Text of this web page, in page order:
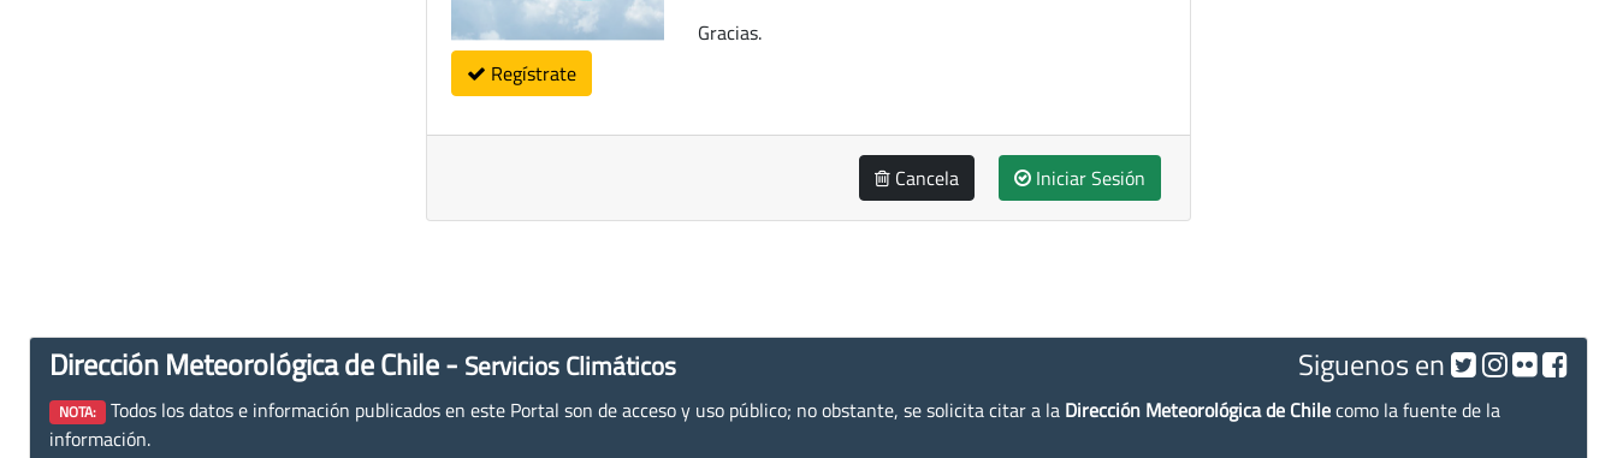
Regístrate
Gracias.
Cancela Iniciar Sesión
Dirección Meteorológica de Chile - Servicios Climáticos Siguenos en
NOTA: Todos los datos e información publicados en este Portal son de acceso y uso público; no obstante, se solicita citar a la Dirección Meteorológica de Chilecomo la fuente de la
información.